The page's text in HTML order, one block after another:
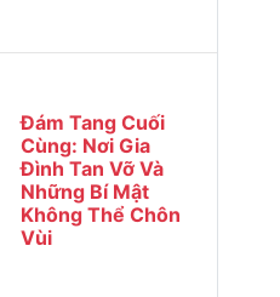
Đám Tang Cuối
Cùng: Nơi Gia
Đình Tan Vỡ Và
Những Bí Mật
Không Thể Chôn
Vùi